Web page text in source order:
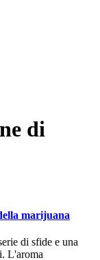
di
marijuana
di sfide e una
L'aroma